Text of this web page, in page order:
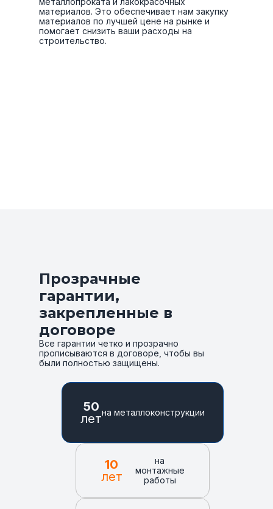
материалов. Это обеспечивает нам закупку
материалов по лучшей цене на рынке и
помогает снизить ваши расходы на
строительство.
Прозрачные
гарантии,
закрепленные в
договоре
Все гарантии четко и прозрачно
прописываются в договоре, чтобы вы
были полностью защищены.
50
летна металлоконструкции
10
лет
на
монтажные
работы